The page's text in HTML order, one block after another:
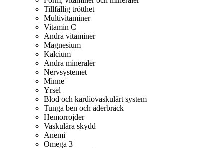
Tillfällig trötthet
Multivitaminer
Vitamin C
Andra vitaminer
Magnesium
Kalcium
Andra mineraler
Nervsystemet
Minne
Yrsel
Blod och kardiovaskulärt system
Tunga ben och åderbråck
Hemorrojder
Vaskulära skydd
Anemi
Omega 3